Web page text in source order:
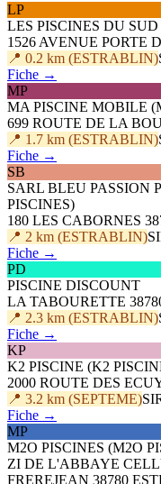
LP
LES PISCINES DU SUD
1526 AVENUE PORTE
📍 0.2 km (ESTRABLIN)
Fiche →
MP
MA PISCINE MOBILE
699 ROUTE DE LA
📍 1.7 km (ESTRABLIN)
Fiche →
SB
SARL BLEU PASSION
PISCINES)
180 LES CABORNES
📍 2 km (ESTRABLIN)
Fiche →
PD
PISCINE DISCOUNT
LA TABOURETTE
📍 2.3 km (ESTRABLIN)
Fiche →
KP
K2 PISCINE (K2
2000 ROUTE DES
📍 3.2 km (SEPTEME)
Fiche →
MP
M2O PISCINES (M2O
ZI DE L'ABBAYE
FREREJEAN 38780